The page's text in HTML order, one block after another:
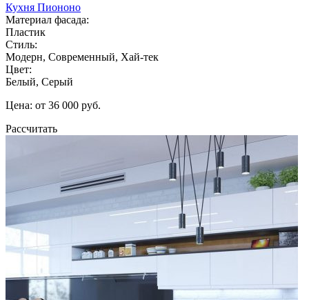
Кухня Пиононо
Материал фасада:
Пластик
Стиль:
Модерн, Современный, Хай-тек
Цвет:
Белый, Серый
Цена: от 36 000 руб.
Рассчитать